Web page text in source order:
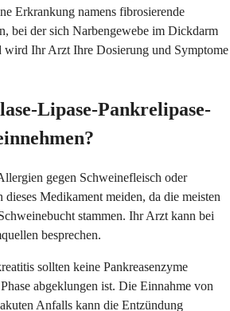
Erkrankung namens fibrosierende
bei der sich Narbengewebe im Dickdarm
wird Ihr Arzt Ihre Dosierung und Symptome
Lipase-Pankrelipase-
gegen Schweinefleisch oder
Medikament meiden, da die meisten
stammen. Ihr Arzt kann bei
besprechen.
sollten keine Pankreasenzyme
abgeklungen ist. Die Einnahme von
Anfalls kann die Entzündung